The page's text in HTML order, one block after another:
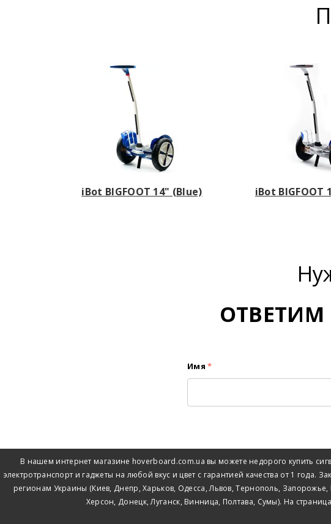
iBot BIGFOOT 14" (Blue) iBot BIGFOOT
Имя *
В нашем интернет магазине hoverboard.com.ua вы можете недорого купить
электротранспорт и гаджеты на любой вкус и цвет с гарантией качества от 1 года.
регионам Украины (Киев, Днепр, Харьков, Одесса, Львов, Тернополь,
Херсон, Донецк, Луганск, Винница, Полтава, Сумы). На